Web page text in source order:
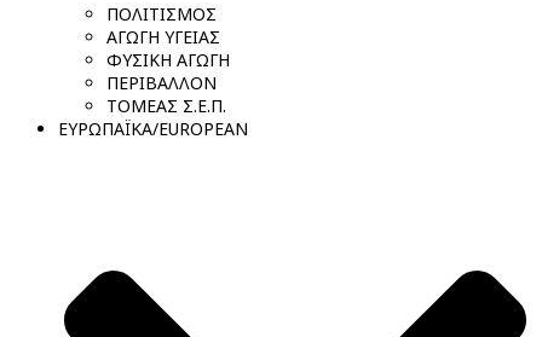
ΠΟΛΙΤΙΣΜΟΣ
ΑΓΩΓΗ ΥΓΕΙΑΣ
ΦΥΣΙΚΗ ΑΓΩΓΗ
ΠΕΡΙΒΑΛΛΟΝ
ΤΟΜΕΑΣ Σ.Ε.Π.
ΕΥΡΩΠΑΪΚΑ/EUROPEAN